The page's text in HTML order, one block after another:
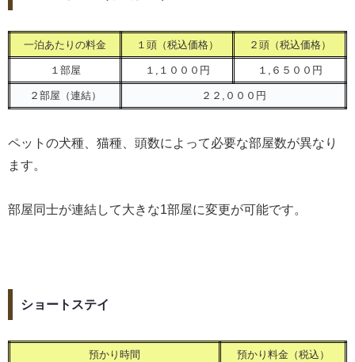
一泊あたりの料金 １頭（税込価格） ２頭（税込価格）
１部屋 １,１０００円 １,６５００円
２部屋（連結） ２２,０００円
ペットの犬種、猫種、頭数によって必要な部屋数が異なり
ます。
部屋同士が連結して大きな1部屋に変更が可能です。
ショートステイ
預かり時間 預かり料金（税込）